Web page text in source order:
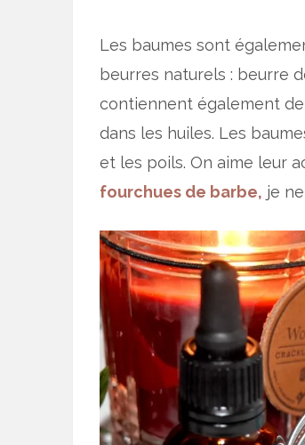
Les baumes sont
beurres naturels : beurre
contiennent également
dans les huiles. Les
et les poils. On aime leur
fourchues de barbe, je